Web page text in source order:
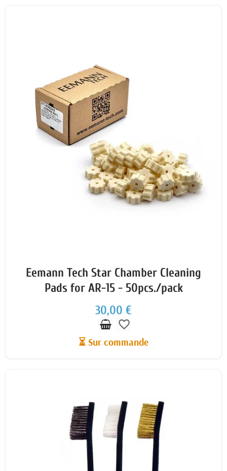
Eemann Tech Star Chamber Cleaning
Pads for AR-15 - 50pcs./pack
30,00 €
favorite_border
⏳ Sur commande